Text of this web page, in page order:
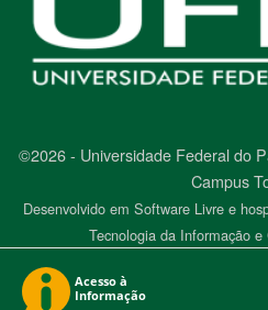
©2026 - Universidade Federal do
Campus
Desenvolvido em Software Livre e
Tecnologia da Informação